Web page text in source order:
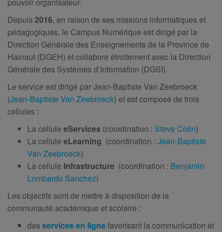
Depuis 2016, en raison de ses missions informatiques et
pédagogiques, le Campus Numérique est dirigé par la
Direction Générale des Enseignements de la Province de
Hainaut (DGEH) et collabore étroitement avec la Direction
Générale des Systèmes d’Information (DGSI).
Le service est dirigé par Jean-Baptiste Van Zeebroeck
(Jean-Baptiste Van Zeebroeck) et est composé de trois
cellules :
La cellule eServices (coordination : Steve Colin)
La cellule eLearning (coordination : Jean-Baptiste
Van Zeebroeck)
La cellule Infrastructure (coordination : Benjamin
Lombardo Sanchez)
Les objectifs sont de mettre à disposition de la
communauté académique et scolaire :
des services en lignefavorisant la communication et